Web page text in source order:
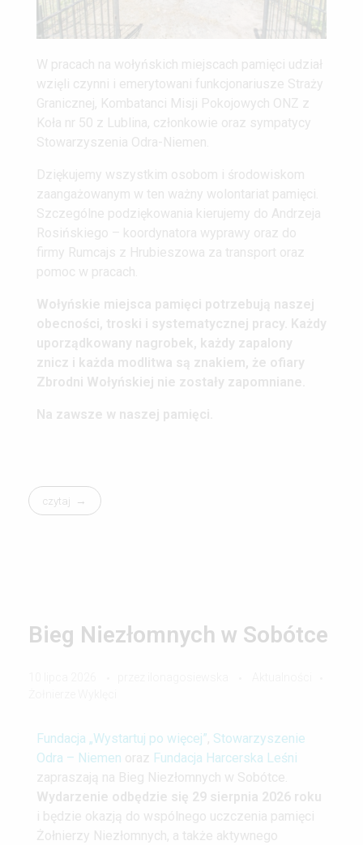
W pracach na wołyńskich miejscach pamięci udział
wzięli czynni i emerytowani funkcjonariusze Straży
Granicznej, Kombatanci Misji Pokojowych ONZ z
Koła nr 50 z Lublina, członkowie oraz sympatycy
Stowarzyszenia Odra-Niemen.
Dziękujemy wszystkim osobom i środowiskom
zaangażowanym w ten ważny wolontariat pamięci.
Szczególne podziękowania kierujemy do Andrzeja
Rosińskiego – koordynatora wyprawy oraz do
firmy Rumcajs z Hrubieszowa za transport oraz
pomoc w pracach.
Wołyńskie miejsca pamięci potrzebują naszej
obecności, troski i systematycznej pracy. Każdy
uporządkowany nagrobek, każdy zapalony
znicz i każda modlitwa są znakiem, że ofiary
Zbrodni Wołyńskiej nie zostały zapomniane.
Na zawsze w naszej pamięci.
czytaj
Bieg Niezłomnych w Sobótce
Fundacja „Wystartuj po więcej”, Stowarzyszenie
Odra – Niemen oraz Fundacja Harcerska Leśni
zapraszają na Bieg Niezłomnych w Sobótce.
Wydarzenie odbędzie się 29 sierpnia 2026 roku
i będzie okazją do wspólnego uczczenia pamięci
Żołnierzy Niezłomnych, a także aktywnego